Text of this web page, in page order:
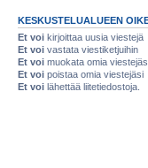
KESKUSTELUALUEEN
Et voi kirjoittaa uusia viestejä
Et voi vastata viestiketjuihin
Et voi muokata omia
Et voi poistaa omia viestejäsi
Et voi lähettää liitetiedostoja.